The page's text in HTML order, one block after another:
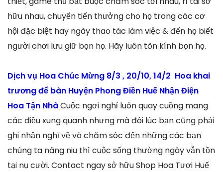
hữu nhau, chuyển tiến thưởng cho họ trong các cơ
hội đặc biệt hay ngày thao tác làm việc & đến họ biết
người chơi lưu giữ bọn họ. Hãy luôn tôn kính bọn họ.
Dịch vụ Hoa Chúc Mừng 8/3 , 20/10, 14/2 Hoa khai
trương để bàn Huyện Phong Điền Huế Nhận Điện
Hoa Tận NhàCuộc ngơi nghỉ luôn quay cuồng mang
các điều xung quanh nhưng mà đôi lúc bạn cũng phải
ghi nhận nghĩ về và chăm sóc đến những các bạn
chúng ta nâng niu thì cuộc sống thường ngày vẫn tồn
tại nụ cười. Contact ngay sở hữu Shop Hoa Tươi Huế